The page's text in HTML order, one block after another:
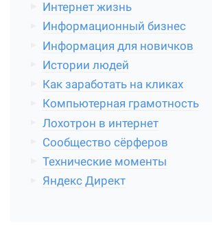
Интернет жизнь
Информационный бизнес
Информация для новичков
Истории людей
Как заработать на кликах
Компьютерная грамотность
Лохотрон в интернет
Сообщество сёрферов
Технические моменты
Яндекс Директ